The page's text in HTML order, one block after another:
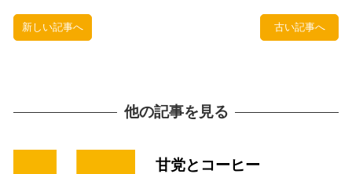
新しい記事へ 古い記事へ
他の記事を見る
甘党とコーヒー